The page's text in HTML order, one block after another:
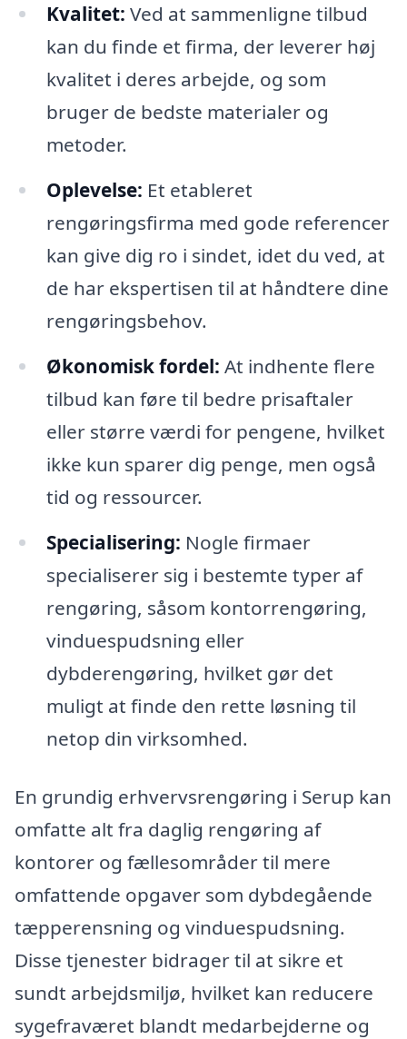
Kvalitet: Ved at sammenligne tilbud
kan du finde et firma, der leverer høj
kvalitet i deres arbejde, og som
bruger de bedste materialer og
metoder.
Oplevelse: Et etableret
rengøringsfirma med gode referencer
kan give dig ro i sindet, idet du ved, at
de har ekspertisen til at håndtere dine
rengøringsbehov.
Økonomisk fordel: At indhente flere
tilbud kan føre til bedre prisaftaler
eller større værdi for pengene, hvilket
ikke kun sparer dig penge, men også
tid og ressourcer.
Specialisering: Nogle firmaer
specialiserer sig i bestemte typer af
rengøring, såsom kontorrengøring,
vinduespudsning eller
dybderengøring, hvilket gør det
muligt at finde den rette løsning til
netop din virksomhed.
En grundig erhvervsrengøring i Serup kan
omfatte alt fra daglig rengøring af
kontorer og fællesområder til mere
omfattende opgaver som dybdegående
tæpperensning og vinduespudsning.
Disse tjenester bidrager til at sikre et
sundt arbejdsmiljø, hvilket kan reducere
sygefraværet blandt medarbejderne og